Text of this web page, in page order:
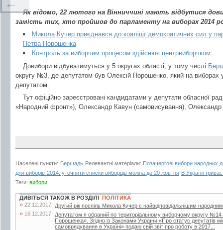
Як відомо, 22 лютого на Вінниччині мають відбутися
замість тих, хто пройшов до парламенту на виборах 2014
Микола Кучер приєднався до коаліції демократичних сил у
Петра Порошенка
Контроль за виборчим процесом здійснює центрвиборчком
Довибори відбуватимуться у 5 округах області, у тому числі
округу №3, де депутатом був Олексій Порошенко, який на виборах
депутатом.
Тут офіційно зареєстровані кандидатами у депутати обласної
«Народний фронт»), Олександр Кавун (самовисування),
Населені пункти: Бершадь Релевантні матеріали: Позачергові вибори народних
для виборів-2014: уточнити списки виборців можна до 20 жовтня В Україні
Теги: вибори
←
ДИВІТЬСЯ ТАКОЖ В РОЗДІЛІ ПОЛІТИКА
» 22.12.2017 Другий рік поспіль Микола Кучер є найвідповідальнішим
» 16.12.2017
Депутатом я обраний по територіальному виборчому округу №14
Порошенка». Згідно із Законами України «Про статус депутатів
самоврядування в Україні» подаю свій звіт про роботу в 2017...